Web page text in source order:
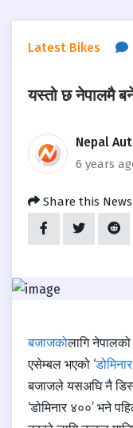
Latest Bikes
यस्तो छ नेपालमै
Nepal
6 years
Share this News
बजाजकोलागि
एसेम्बल भएको ‘
बजाजले यसअघि नै
‘डोमिनार ४००’ भने